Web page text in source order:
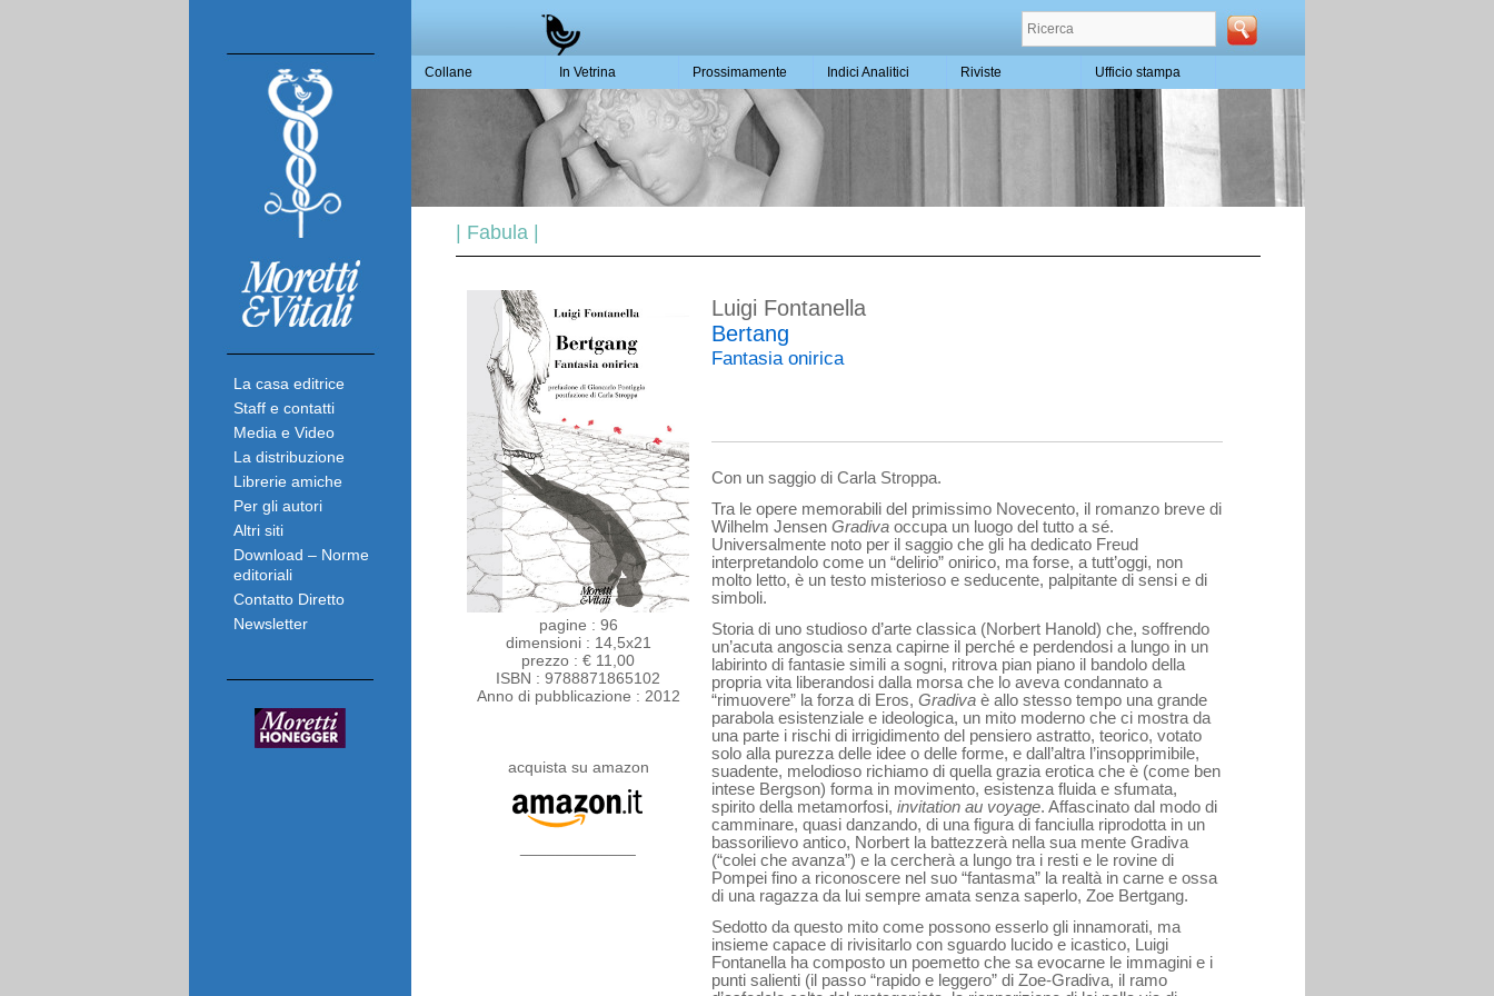
La casa editrice
Staff e contatti
Media e Video
La distribuzione
Librerie amiche
Per gli autori
Altri siti
Download – Norme
editoriali
Contatto Diretto
Newsletter
Collane In Vetrina Prossimamente Indici Analitici Riviste Ufficio stampa
| Fabula |
pagine : 96
dimensioni : 14,5x21
prezzo : € 11,00
ISBN : 9788871865102
Anno di pubblicazione : 2012
acquista su amazon
Luigi Fontanella
Bertang
Fantasia onirica
Con un saggio di Carla Stroppa.
Tra le opere memorabili del primissimo Novecento, il romanzo breve di
Wilhelm Jensen Gradiva occupa un luogo del tutto a sé.
Universalmente noto per il saggio che gli ha dedicato Freud
interpretandolo come un “delirio” onirico, ma forse, a tutt’oggi, non
molto letto, è un testo misterioso e seducente, palpitante di sensi e di
simboli.
Storia di uno studioso d’arte classica (Norbert Hanold) che, soffrendo
un’acuta angoscia senza capirne il perché e perdendosi a lungo in un
labirinto di fantasie simili a sogni, ritrova pian piano il bandolo della
propria vita liberandosi dalla morsa che lo aveva condannato a
“rimuovere” la forza di Eros, Gradiva è allo stesso tempo una grande
parabola esistenziale e ideologica, un mito moderno che ci mostra da
una parte i rischi di irrigidimento del pensiero astratto, teorico, votato
solo alla purezza delle idee o delle forme, e dall’altra l’insopprimibile,
suadente, melodioso richiamo di quella grazia erotica che è (come ben
intese Bergson) forma in movimento, esistenza fluida e sfumata,
spirito della metamorfosi, invitation au voyage. Affascinato dal modo di
camminare, quasi danzando, di una figura di fanciulla riprodotta in un
bassorilievo antico, Norbert la battezzerà nella sua mente Gradiva
(“colei che avanza”) e la cercherà a lungo tra i resti e le rovine di
Pompei fino a riconoscere nel suo “fantasma” la realtà in carne e ossa
di una ragazza da lui sempre amata senza saperlo, Zoe Bertgang.
Sedotto da questo mito come possono esserlo gli innamorati, ma
insieme capace di rivisitarlo con sguardo lucido e icastico, Luigi
Fontanella ha composto un poemetto che sa evocarne le immagini e i
punti salienti (il passo “rapido e leggero” di Zoe-Gradiva, il ramo